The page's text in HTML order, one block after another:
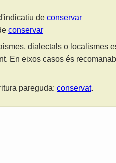
de conservar
conservar
dialectals o localismes
En eixos casos és
pareguda: conservat.